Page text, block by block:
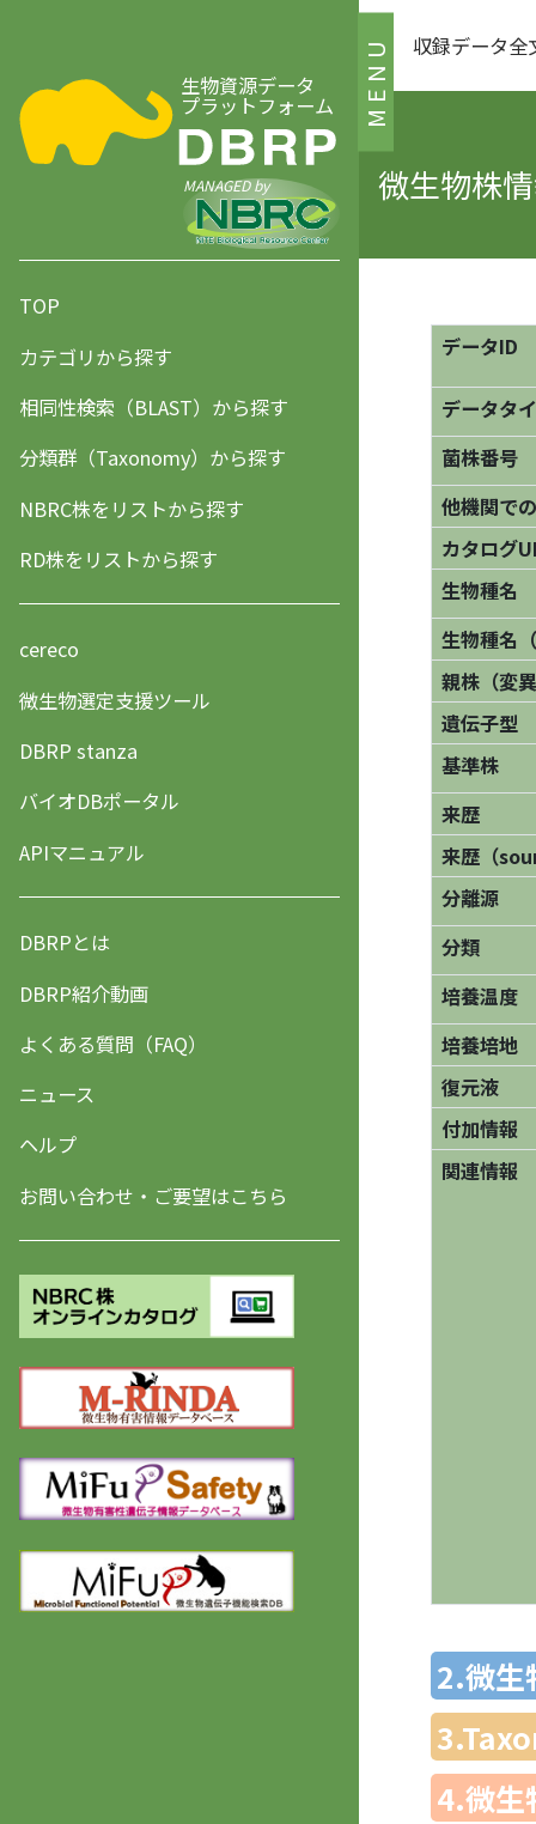
MENU
生物資源データ
プラットフォーム
MANAGED by
TOP
カテゴリから探す
相同性検索（BLAST）から探す
分類群（Taxonomy）から探す
NBRC株をリストから探す
RD株をリストから探す
cereco
微生物選定支援ツール
DBRP stanza
バイオDBポータル
APIマニュアル
DBRPとは
DBRP紹介動画
よくある質問（FAQ）
ニュース
ヘルプ
お問い合わせ・ご要望はこちら
収録データ全
微生物株
データID
データタ
菌株番号
他機関で
カタログ
生物種名
生物種名
親株（変
遺伝子型
基準株
来歴
来歴（
分離源
分類
培養温度
培養培地
復元液
付加情報
関連情報
2.微生
4.微生